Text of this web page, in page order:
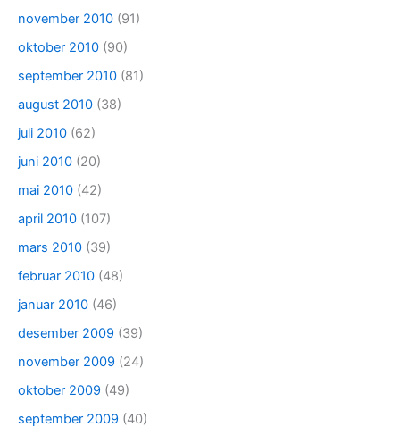
november 2010 (91)
oktober 2010 (90)
september 2010 (81)
august 2010 (38)
juli 2010 (62)
juni 2010 (20)
mai 2010 (42)
april 2010 (107)
mars 2010 (39)
februar 2010 (48)
januar 2010 (46)
desember 2009 (39)
november 2009 (24)
oktober 2009 (49)
september 2009 (40)